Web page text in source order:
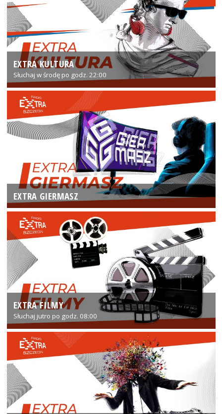
EXTRA KULTURA
Słuchaj w środę po godz. 22:00
EXTRA GIERMASZ
EXTRA FILMY
Słuchaj jutro po godz. 08:00